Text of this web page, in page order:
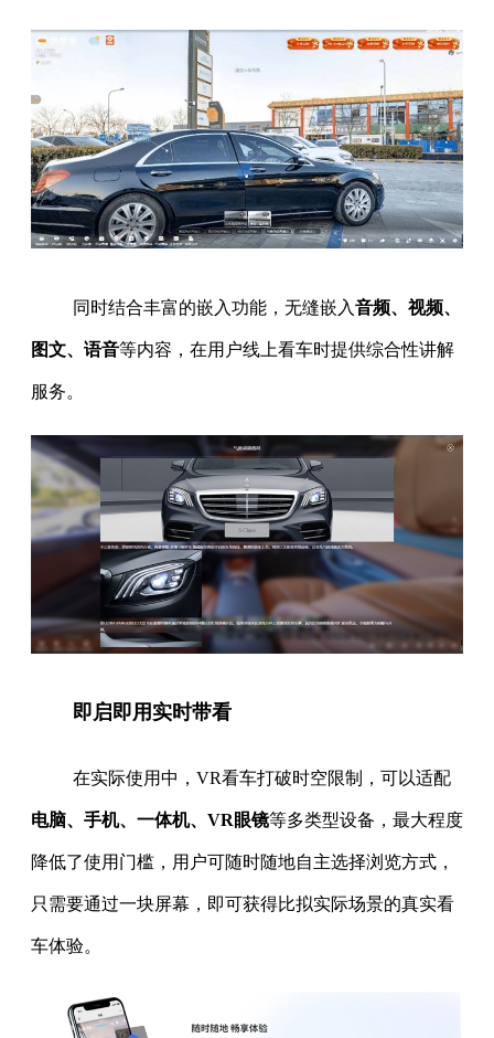
同时结合丰富的嵌入功能，无缝嵌入音频、视频、
图文、语音等内容，在用户线上看车时提供综合性讲解
服务。
即启即用实时带看
在实际使用中，VR看车打破时空限制，可以适配
电脑、手机、一体机、VR眼镜等多类型设备，最大程度
降低了使用门槛，用户可随时随地自主选择浏览方式，
只需要通过一块屏幕，即可获得比拟实际场景的真实看
车体验。